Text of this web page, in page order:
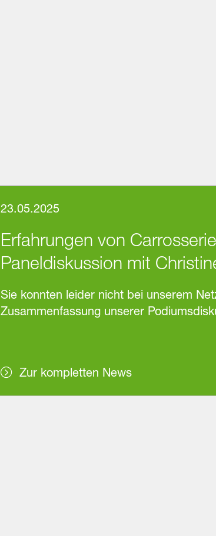
23.05.2025
Erfahrungen von
Paneldiskussion mit
Sie konnten leider nicht bei unserem
Zusammenfassung unserer
Zur kompletten News